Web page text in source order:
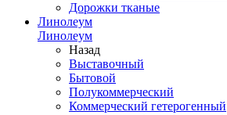
Дорожки тканые
Линолеум
Линолеум
Назад
Выставочный
Бытовой
Полукоммерческий
Коммерческий гетерогенный